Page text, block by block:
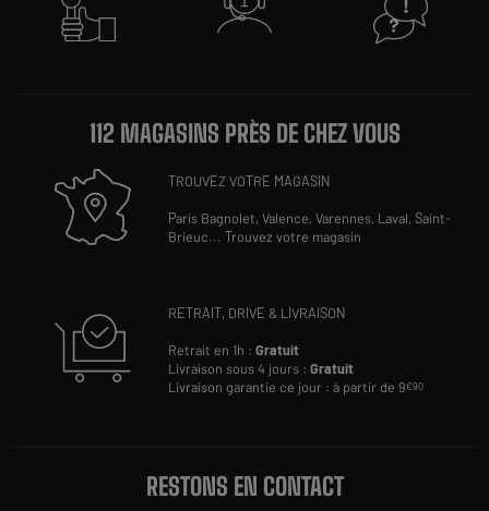
112 MAGASINS PRÈS DE CHEZ VOUS
TROUVEZ VOTRE MAGASIN
Paris Bagnolet,Valence,Varennes, Laval,Saint-
Brieuc...Trouvez votre magasin
RETRAIT, DRIVE & LIVRAISON
Retrait en 1h :Gratuit
Livraison sous 4 jours :Gratuit
Livraison garantie ce jour : à partir de 9€90
RESTONS EN CONTACT